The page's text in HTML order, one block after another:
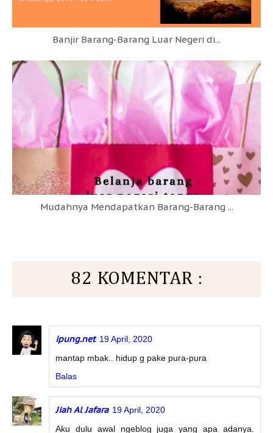
Banjir Barang-Barang Luar Negeri di...
Mudahnya Mendapatkan Barang-Barang ...
82 KOMENTAR :
ipung.net 19 April, 2020
mantap mbak.. hidup g pake pura-pura
Balas
Jiah Al Jafara 19 April, 2020
Aku dulu awal ngeblog juga yang apa adanya.